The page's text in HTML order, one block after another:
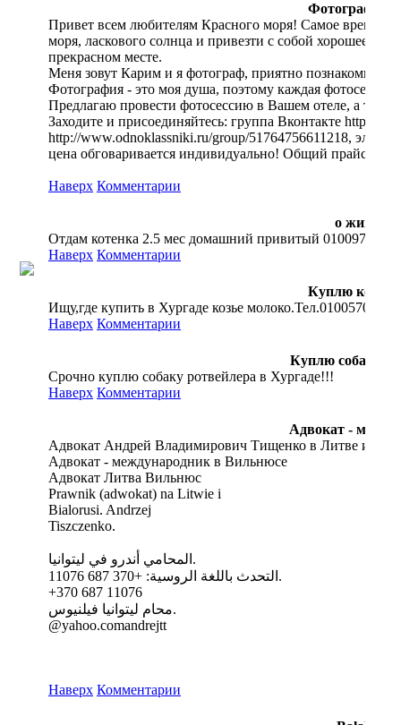
Фотограф в
Привет всем любителям Красного моря! Самое время
моря, ласкового солнца и привезти с собой хорошее
прекрасном месте.
Меня зовут Карим и я фотограф, приятно познакомиться!
Фотография - это моя душа, поэтому каждая фотосессия
Предлагаю провести фотосессию в Вашем отеле, а так
Заходите и присоединяйтесь: группа Вконтакте http://
http://www.odnoklassniki.ru/group/51764756611218,
цена обговаривается индивидуально! Общий прайс могу
Наверх Комментарии
о
Отдам котенка 2.5 мес домашний привитый 01009775148
Наверх Комментарии
Куплю козье
Ищу,где купить в Хургаде козье
Наверх Комментарии
Куплю собаку
Срочно куплю собаку ротвейлера в Хургаде!!!
Наверх Комментарии
Адвокат -
Адвокат Андрей Владимирович Тищенко в Литве и
Адвокат - международник в Вильнюсе
Адвокат Литва Вильнюс
Prawnik (adwokat) na Litwie i
Bialorusi. Andrzej
Tiszczenko.
المحامي أندرو في ليتوانيا.
التحدث باللغة الروسية: +370 687 11076.
+370 687 11076
محام ليتوانيا فيلنيوس.
@yahoo.comandrejtt
Наверх Комментарии